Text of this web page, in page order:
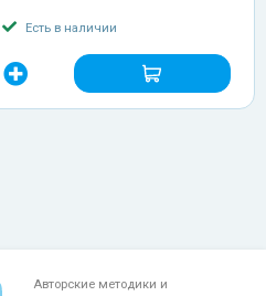
Есть в наличии
Авторские методики и